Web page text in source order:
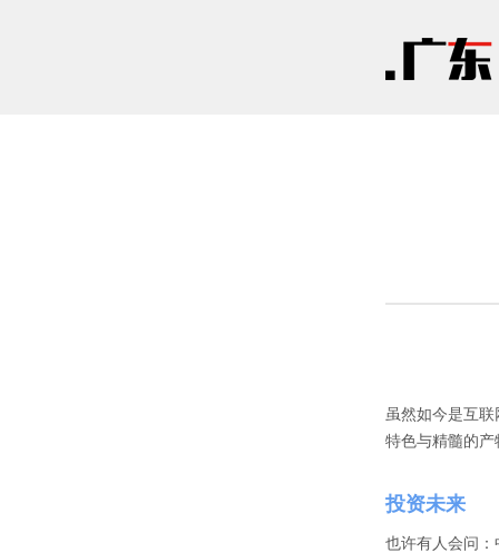
虽然如今是互
特色与精髓的
投资未来
也许有人会问